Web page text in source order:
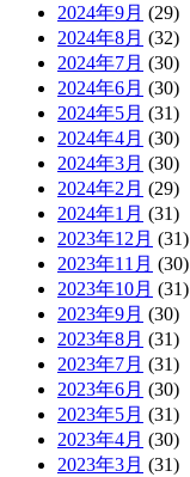
2024年9月 (29)
2024年8月 (32)
2024年7月 (30)
2024年6月 (30)
2024年5月 (31)
2024年4月 (30)
2024年3月 (30)
2024年2月 (29)
2024年1月 (31)
2023年12月 (31)
2023年11月 (30)
2023年10月 (31)
2023年9月 (30)
2023年8月 (31)
2023年7月 (31)
2023年6月 (30)
2023年5月 (31)
2023年4月 (30)
2023年3月 (31)